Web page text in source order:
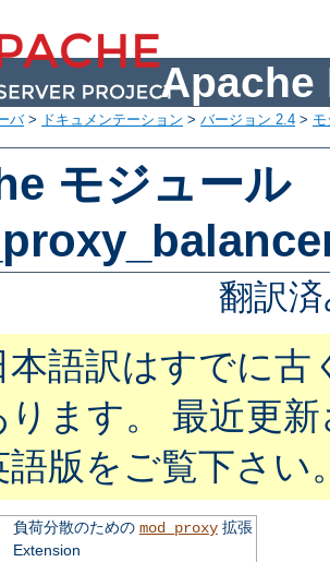
Apache
バ> ドキュメンテーション > バージョン 2.4 >
モジュール
翻訳
本語訳はすでに古
ります。 最近更
語版をご覧下さい
負荷分散のための mod_proxy拡張
Extension